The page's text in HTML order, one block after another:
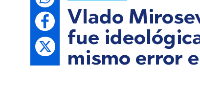
Vlado
fue
mismo error